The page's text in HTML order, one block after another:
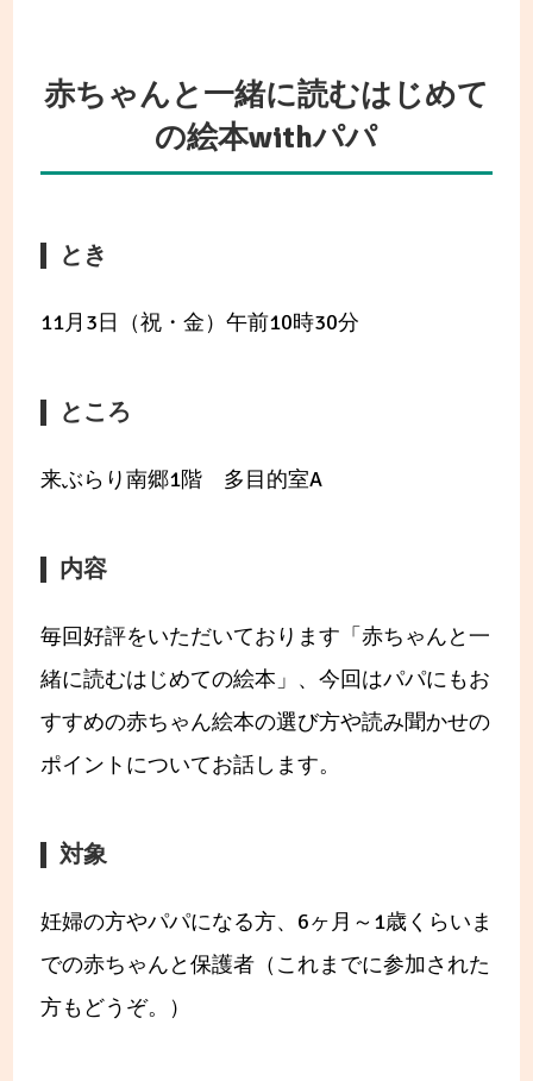
赤ちゃんと一緒に読むはじめて
の絵本withパパ
とき
11月3日（祝・金）午前10時30分
ところ
来ぶらり南郷1階 多目的室A
内容
毎回好評をいただいております「赤ちゃんと一
緒に読むはじめての絵本」、今回はパパにもお
すすめの赤ちゃん絵本の選び方や読み聞かせの
ポイントについてお話します。
対象
妊婦の方やパパになる方、6ヶ月～1歳くらいま
での赤ちゃんと保護者（これまでに参加された
方もどうぞ。）